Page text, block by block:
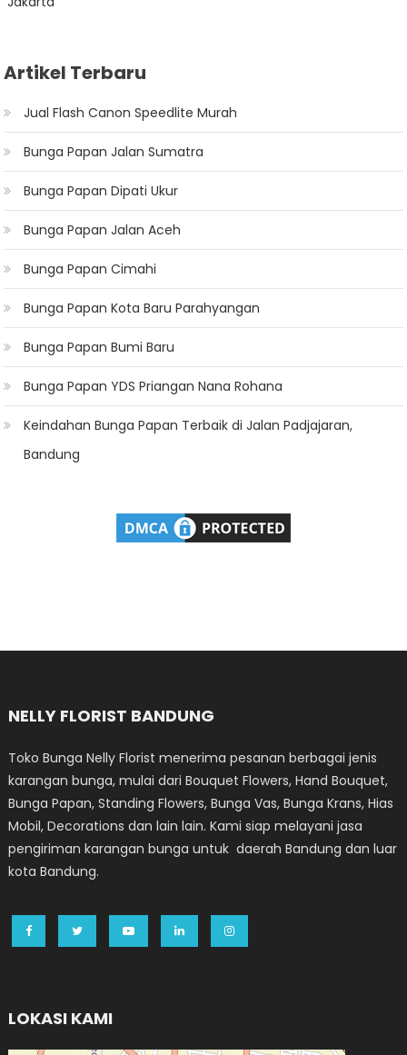
Artikel Terbaru
Jual Flash Canon Speedlite Murah
Bunga Papan Jalan Sumatra
Bunga Papan Dipati Ukur
Bunga Papan Jalan Aceh
Bunga Papan Cimahi
Bunga Papan Kota Baru Parahyangan
Bunga Papan Bumi Baru
Bunga Papan YDS Priangan Nana Rohana
Keindahan Bunga Papan Terbaik di Jalan Padjajaran,
Bandung
NELLY FLORIST BANDUNG
Toko Bunga Nelly Florist menerima pesanan berbagai jenis
karangan bunga, mulai dari Bouquet Flowers, Hand Bouquet,
Bunga Papan, Standing Flowers, Bunga Vas, Bunga Krans, Hias
Mobil, Decorations dan lain lain. Kami siap melayani jasa
pengiriman karangan bunga untuk daerah Bandung dan luar
kota Bandung.
LOKASI KAMI